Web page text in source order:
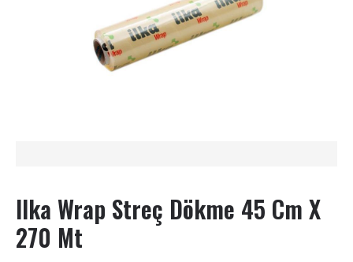
Ilka Wrap Streç Dökme 45 Cm X
270 Mt